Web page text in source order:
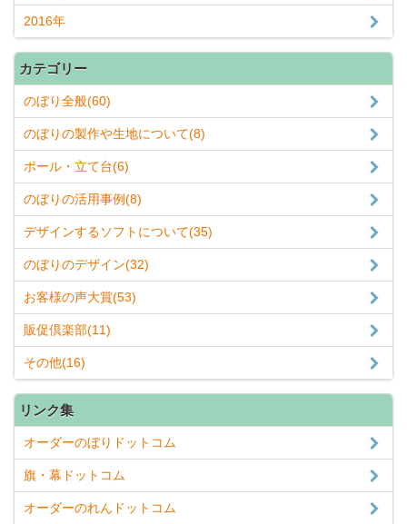
2016年
カテゴリー
のぼり全般(60)
のぼりの製作や生地について(8)
ポール・立て台(6)
のぼりの活用事例(8)
デザインするソフトについて(35)
のぼりのデザイン(32)
お客様の声大賞(53)
販促倶楽部(11)
その他(16)
リンク集
オーダーのぼりドットコム
旗・幕ドットコム
オーダーのれんドットコム